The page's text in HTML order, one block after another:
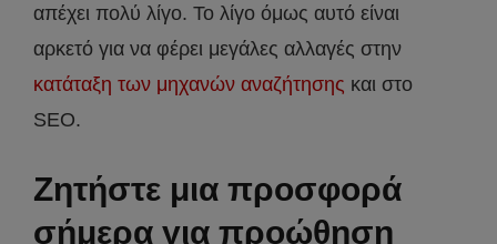
απέχει πολύ λίγο. Το λίγο όμως αυτό είναι
αρκετό για να φέρει μεγάλες αλλαγές στην
κατάταξη των μηχανών αναζήτησης και στο
SEO.
Ζητήστε μια προσφορά
σήμερα για προώθηση